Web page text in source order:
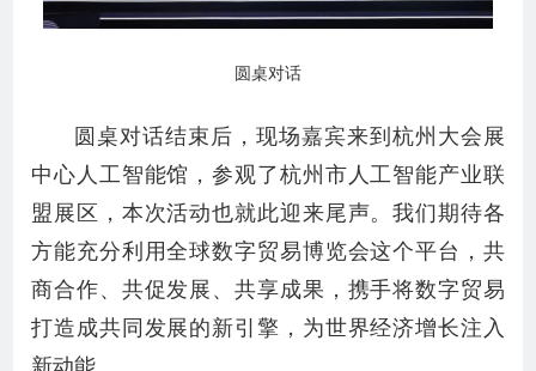
圆桌对话
圆桌对话结束后，现场嘉宾来到杭州大会展
中心人工智能馆，参观了杭州市人工智能产业联
盟展区，本次活动也就此迎来尾声。我们期待各
方能充分利用全球数字贸易博览会这个平台，共
商合作、共促发展、共享成果，携手将数字贸易
打造成共同发展的新引擎，为世界经济增长注入